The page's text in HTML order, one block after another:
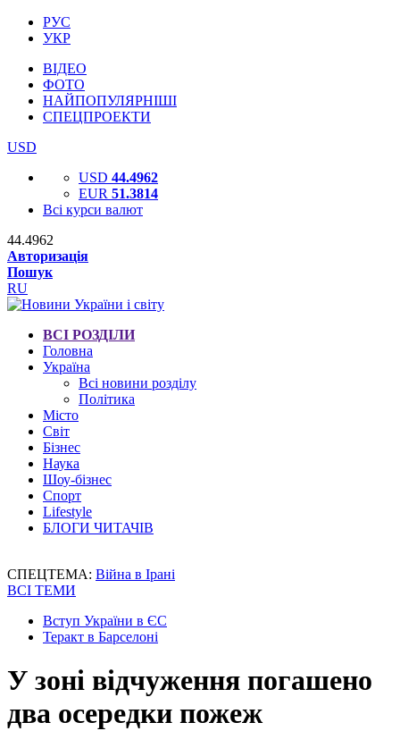
РУС
УКР
ВІДЕО
ФОТО
НАЙПОПУЛЯРНІШІ
СПЕЦПРОЕКТИ
USD
USD 44.4962
EUR 51.3814
Всі курси валют
44.4962
Авторизація
Пошук
RU
ВСІ РОЗДІЛИ
Головна
Україна
Всі новини розділу
Політика
Місто
Світ
Бізнес
Наука
Шоу-бізнес
Спорт
Lifestyle
БЛОГИ ЧИТАЧІВ
СПЕЦТЕМА: Війна в Ірані
ВСІ ТЕМИ
Вступ України в ЄС
Теракт в Барселоні
У зоні відчуження погашено
два осередки пожеж